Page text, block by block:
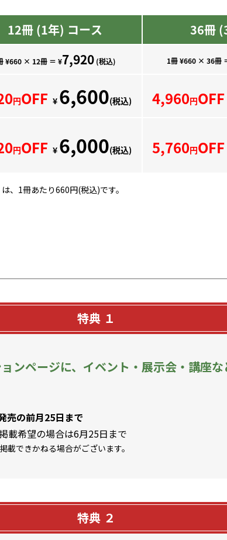
、1冊あたり660円(税込)です。
特典 １
ンページに、イベント・展示会・講座
売の前月25日まで
載希望の場合は6月25日まで
できかねる場合がございます。
特典 ２